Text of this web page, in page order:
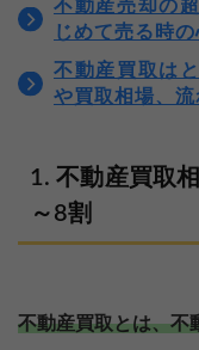
不動産売却の
じめて売る時の
不動産買取は
や買取相場、
不動産買取
～8割
不動産買取とは、不